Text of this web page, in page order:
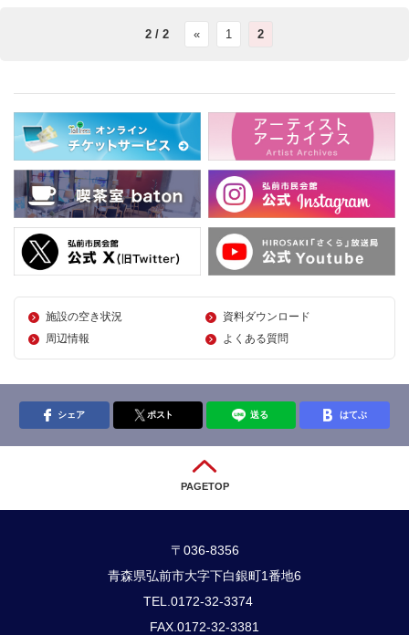
2 / 2 « 1 2
施設の空き状況
資料ダウンロード
周辺情報
よくある質問
シェア ポスト 送る はてぶ
PAGETOP
〒036-8356
青森県弘前市大字下白銀町1番地6
TEL.0172-32-3374
FAX.0172-32-3381